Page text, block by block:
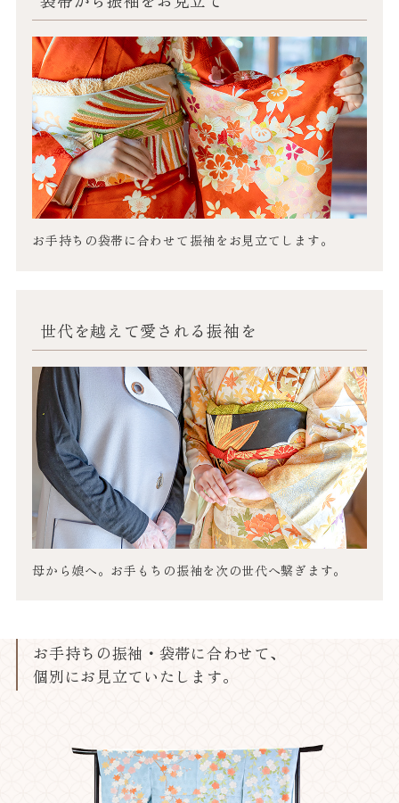
お手持ちの袋帯に合わせて振袖をお見立てします。
世代を越えて愛される振袖を
母から娘へ。お手もちの振袖を次の世代へ繋ぎます。
お手持ちの振袖・袋帯に合わせて、
個別にお見立ていたします。